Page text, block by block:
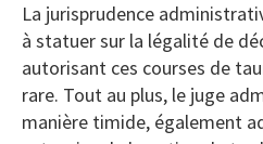
La jurisprudence
à statuer sur la légalité de
autorisant ces courses de
rare. Tout au plus, le juge
manière timide, également